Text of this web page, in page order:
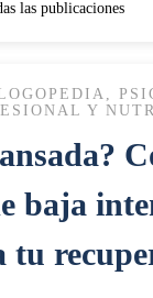
las publicaciones
Y
baja
tu